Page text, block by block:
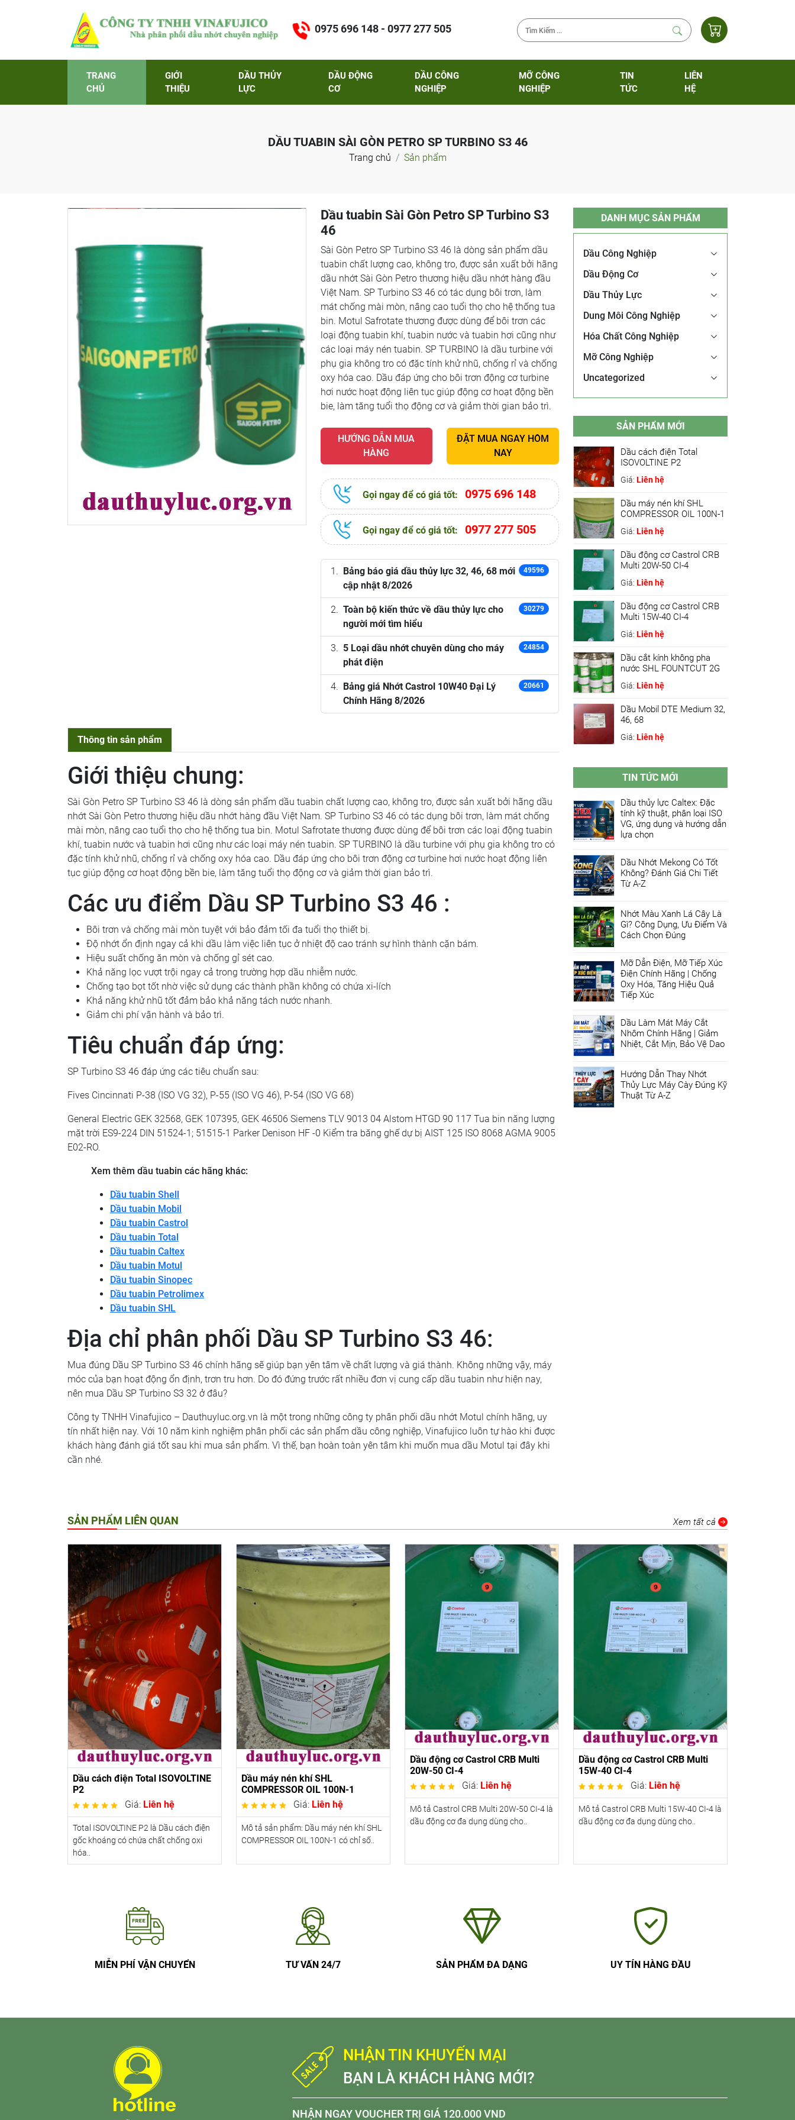
0975 696 148 - 0977 277 505
TRANG
CHỦ
GIỚI
THIỆU
DẦU THỦY
LỰC
DẦU ĐỘNG
CƠ
DẦU CÔNG
NGHIỆP
MỠ CÔNG
NGHIỆP
TIN
TỨC
LIÊN
HỆ
DẦU TUABIN SÀI GÒN PETRO SP TURBINO S3 46
Trang chủ Sản phẩm
Dầu tuabin Sài Gòn Petro SP Turbino S3
46
Sài Gòn Petro SP Turbino S3 46 là dòng sản phẩm dầu
tuabin chất lượng cao, không tro, được sản xuất bởi hãng
dầu nhớt Sài Gòn Petro thương hiệu dầu nhớt hàng đầu
Việt Nam. SP Turbino S3 46 có tác dụng bôi trơn, làm
mát chống mài mòn, nâng cao tuổi thọ cho hệ thống tua
bin. Motul Safrotate thương được dùng để bôi trơn các
loại động tuabin khí, tuabin nước và tuabin hơi cũng như
các loại máy nén tuabin. SP TURBINO là dầu turbine với
phụ gia không tro có đặc tính khử nhũ, chống rỉ và chống
oxy hóa cao. Dầu đáp ứng cho bôi trơn động cơ turbine
hơi nước hoạt động liên tục giúp động cơ hoạt động bền
bie, làm tăng tuổi thọ động cơ và giảm thời gian bảo trì.
HƯỚNG DẪN MUA
HÀNG
ĐẶT MUA NGAY HÔM
NAY
Gọi ngay để có giá tốt: 0975 696 148
Gọi ngay để có giá tốt: 0977 277 505
Bảng báo giá dầu thủy lực 32, 46, 68 mới
cập nhật 8/2026
49596
Toàn bộ kiến thức về dầu thủy lực cho
người mới tìm hiểu
30279
5 Loại dầu nhớt chuyên dùng cho máy
phát điện
24854
Bảng giá Nhớt Castrol 10W40 Đại Lý
Chính Hãng 8/2026
20661
Thông tin sản phẩm
Giới thiệu chung:
Sài Gòn Petro SP Turbino S3 46 là dòng sản phẩm dầu tuabin chất lượng cao, không tro, được sản xuất bởi hãng dầu
nhớt Sài Gòn Petro thương hiệu dầu nhớt hàng đầu Việt Nam. SP Turbino S3 46 có tác dụng bôi trơn, làm mát chống
mài mòn, nâng cao tuổi thọ cho hệ thống tua bin. Motul Safrotate thương được dùng để bôi trơn các loại động tuabin
khí, tuabin nước và tuabin hơi cũng như các loại máy nén tuabin. SP TURBINO là dầu turbine với phụ gia không tro có
đặc tính khử nhũ, chống rỉ và chống oxy hóa cao. Dầu đáp ứng cho bôi trơn động cơ turbine hơi nước hoạt động liên
tục giúp động cơ hoạt động bền bie, làm tăng tuổi thọ động cơ và giảm thời gian bảo trì.
Các ưu điểm Dầu SP Turbino S3 46 :
Bôi trơn và chống mài mòn tuyệt với bảo đảm tối đa tuổi thọ thiết bị.
Độ nhớt ổn định ngay cả khi dầu làm việc liên tục ở nhiệt độ cao tránh sự hình thành cặn bám.
Hiệu suất chống ăn mòn và chống gỉ sét cao.
Khả năng lọc vượt trội ngay cả trong trường hợp dầu nhiễm nước.
Chống tạo bọt tốt nhờ việc sử dụng các thành phần không có chứa xi-lích
Khả năng khử nhũ tốt đảm bảo khả năng tách nước nhanh.
Giảm chi phí vận hành và bảo trì.
Tiêu chuẩn đáp ứng:
SP Turbino S3 46 đáp ứng các tiêu chuẩn sau:
Fives Cincinnati P-38 (ISO VG 32), P-55 (ISO VG 46), P-54 (ISO VG 68)
General Electric GEK 32568, GEK 107395, GEK 46506 Siemens TLV 9013 04 Alstom HTGD 90 117 Tua bin năng lượng
mặt trời ES9-224 DIN 51524-1; 51515-1 Parker Denison HF -0 Kiểm tra băng ghế dự bị AIST 125 ISO 8068 AGMA 9005
E02-RO.
Xem thêm dầu tuabin các hãng khác:
Dầu tuabin Shell
Dầu tuabin Mobil
Dầu tuabin Castrol
Dầu tuabin Total
Dầu tuabin Caltex
Dầu tuabin Motul
Dầu tuabin Sinopec
Dầu tuabin Petrolimex
Dầu tuabin SHL
Địa chỉ phân phối Dầu SP Turbino S3 46:
Mua đúng Dầu SP Turbino S3 46 chính hãng sẽ giúp bạn yên tâm về chất lượng và giá thành. Không những vậy, máy
móc của bạn hoạt động ổn định, trơn tru hơn. Do đó đứng trước rất nhiều đơn vị cung cấp dầu tuabin như hiện nay,
nên mua Dầu SP Turbino S3 32 ở đâu?
Công ty TNHH Vinafujico – Dauthuyluc.org.vn là một trong những công ty phân phối dầu nhớt Motul chính hãng, uy
tín nhất hiện nay. Với 10 năm kinh nghiệm phân phối các sản phẩm dầu công nghiệp, Vinafujico luôn tự hào khi được
khách hàng đánh giá tốt sau khi mua sản phẩm. Vì thế, bạn hoàn toàn yên tâm khi muốn mua dầu Motul tại đây khi
cần nhé.
DANH MỤC SẢN PHẨM
Dầu Công Nghiệp
Dầu Động Cơ
Dầu Thủy Lực
Dung Môi Công Nghiệp
Hóa Chất Công Nghiệp
Mỡ Công Nghiệp
Uncategorized
SẢN PHẨM MỚI
Dầu cách điện Total
ISOVOLTINE P2
Giá: Liên hệ
Dầu máy nén khí SHL
COMPRESSOR OIL 100N-1
Giá: Liên hệ
Dầu động cơ Castrol CRB
Multi 20W-50 CI-4
Giá: Liên hệ
Dầu động cơ Castrol CRB
Multi 15W-40 CI-4
Giá: Liên hệ
Dầu cắt kính không pha
nước SHL FOUNTCUT 2G
Giá: Liên hệ
Dầu Mobil DTE Medium 32,
46, 68
Giá: Liên hệ
TIN TỨC MỚI
Dầu thủy lực Caltex: Đặc
tính kỹ thuật, phân loại ISO
VG, ứng dụng và hướng dẫn
lựa chọn
Dầu Nhớt Mekong Có Tốt
Không? Đánh Giá Chi Tiết
Từ A-Z
Nhớt Màu Xanh Lá Cây Là
Gì? Công Dụng, Ưu Điểm Và
Cách Chọn Đúng
Mỡ Dẫn Điện, Mỡ Tiếp Xúc
Điện Chính Hãng | Chống
Oxy Hóa, Tăng Hiệu Quả
Tiếp Xúc
Dầu Làm Mát Máy Cắt
Nhôm Chính Hãng | Giảm
Nhiệt, Cắt Mịn, Bảo Vệ Dao
Hướng Dẫn Thay Nhớt
Thủy Lực Máy Cày Đúng Kỹ
Thuật Từ A-Z
SẢN PHẨM LIÊN QUAN Xem tất cả
Dầu cách điện Total ISOVOLTINE
P2
Giá: Liên hệ
Total ISOVOLTINE P2 là Dầu cách điện
gốc khoáng có chứa chất chống oxi
hóa..
Dầu máy nén khí SHL
COMPRESSOR OIL 100N-1
Giá: Liên hệ
Mô tả sản phẩm: Dầu máy nén khí SHL
COMPRESSOR OIL 100N-1 có chỉ số..
Dầu động cơ Castrol CRB Multi
20W-50 CI-4
Giá: Liên hệ
Mô tả Castrol CRB Multi 20W-50 CI-4 là
dầu động cơ đa dụng dùng cho..
Dầu động cơ Castrol CRB Multi
15W-40 CI-4
Giá: Liên hệ
Mô tả Castrol CRB Multi 15W-40 CI-4 là
dầu động cơ đa dụng dùng cho..
MIỄN PHÍ VẬN CHUYỂN TƯ VẤN 24/7 SẢN PHẨM ĐA DẠNG UY TÍN HÀNG ĐẦU
NHẬN TIN KHUYẾN MẠI
BẠN LÀ KHÁCH HÀNG MỚI?
NHẬN NGAY VOUCHER TRỊ GIÁ 120.000 VND